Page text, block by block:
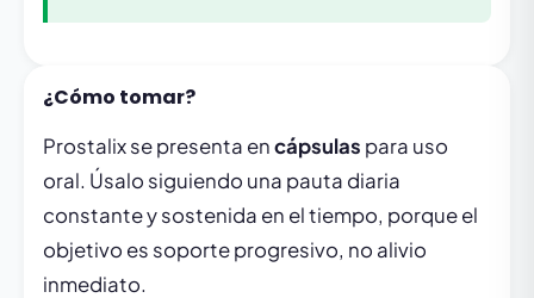
¿Cómo tomar?
Prostalix se presenta encápsulas para uso
oral. Úsalo siguiendo una pauta diaria
constante y sostenida en el tiempo, porque el
objetivo es soporte progresivo, no alivio
inmediato.